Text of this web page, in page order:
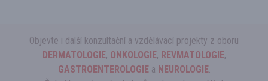
Objevte i další konzultační a vzdělávací projekty z oboru
DERMATOLOGIE, ONKOLOGIE, REVMATOLOGIE,
GASTROENTEROLOGIEa NEUROLOGIE.